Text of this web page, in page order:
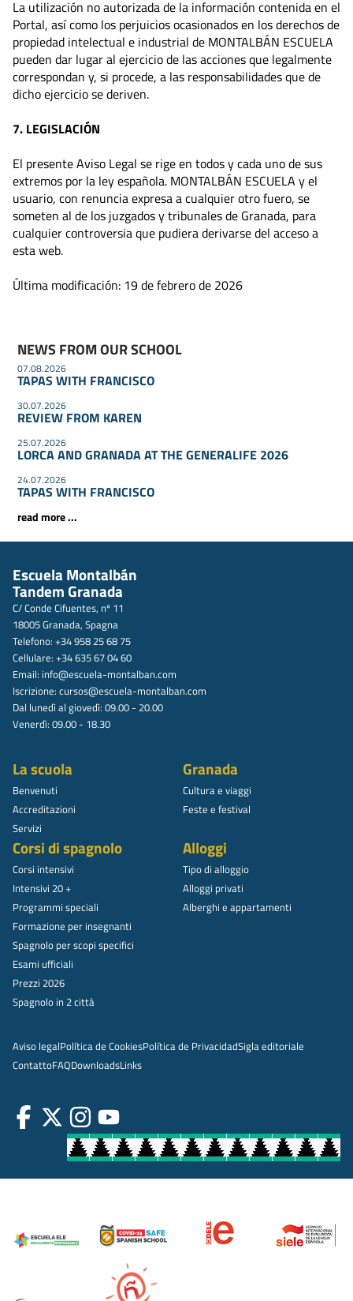
La utilización no autorizada de la información contenida en el
Portal, así como los perjuicios ocasionados en los derechos de
propiedad intelectual e industrial de MONTALBÁN ESCUELA
pueden dar lugar al ejercicio de las acciones que legalmente
correspondan y, si procede, a las responsabilidades que de
dicho ejercicio se deriven.
7. LEGISLACIÓN
El presente Aviso Legal se rige en todos y cada uno de sus
extremos por la ley española. MONTALBÁN ESCUELA y el
usuario, con renuncia expresa a cualquier otro fuero, se
someten al de los juzgados y tribunales de Granada, para
cualquier controversia que pudiera derivarse del acceso a
esta web.
Última modificación: 19 de febrero de 2026
NEWS FROM OUR SCHOOL
07.08.2026
TAPAS WITH FRANCISCO
30.07.2026
REVIEW FROM KAREN
25.07.2026
LORCA AND GRANADA AT THE GENERALIFE 2026
24.07.2026
TAPAS WITH FRANCISCO
read more ...
Escuela Montalbán
Tandem Granada
C/ Conde Cifuentes, nº 11
18005 Granada, Spagna
Telefono: +34 958 25 68 75
Cellulare: +34 635 67 04 60
Email: info@escuela-montalban.com
Iscrizione: cursos@escuela-montalban.com
Dal lunedì al giovedì: 09.00 - 20.00
Venerdì: 09.00 - 18.30
La scuola
Benvenuti
Accreditazioni
Servizi
Granada
Cultura e viaggi
Feste e festival
Corsi di spagnolo
Corsi intensivi
Intensivi 20 +
Programmi speciali
Formazione per insegnanti
Spagnolo per scopi specifici
Esami ufficiali
Prezzi 2026
Spagnolo in 2 città
Alloggi
Tipo di alloggio
Alloggi privati
Alberghi e appartamenti
Aviso legalPolítica de CookiesPolítica de PrivacidadSigla editoriale
ContattoFAQDownloadsLinks